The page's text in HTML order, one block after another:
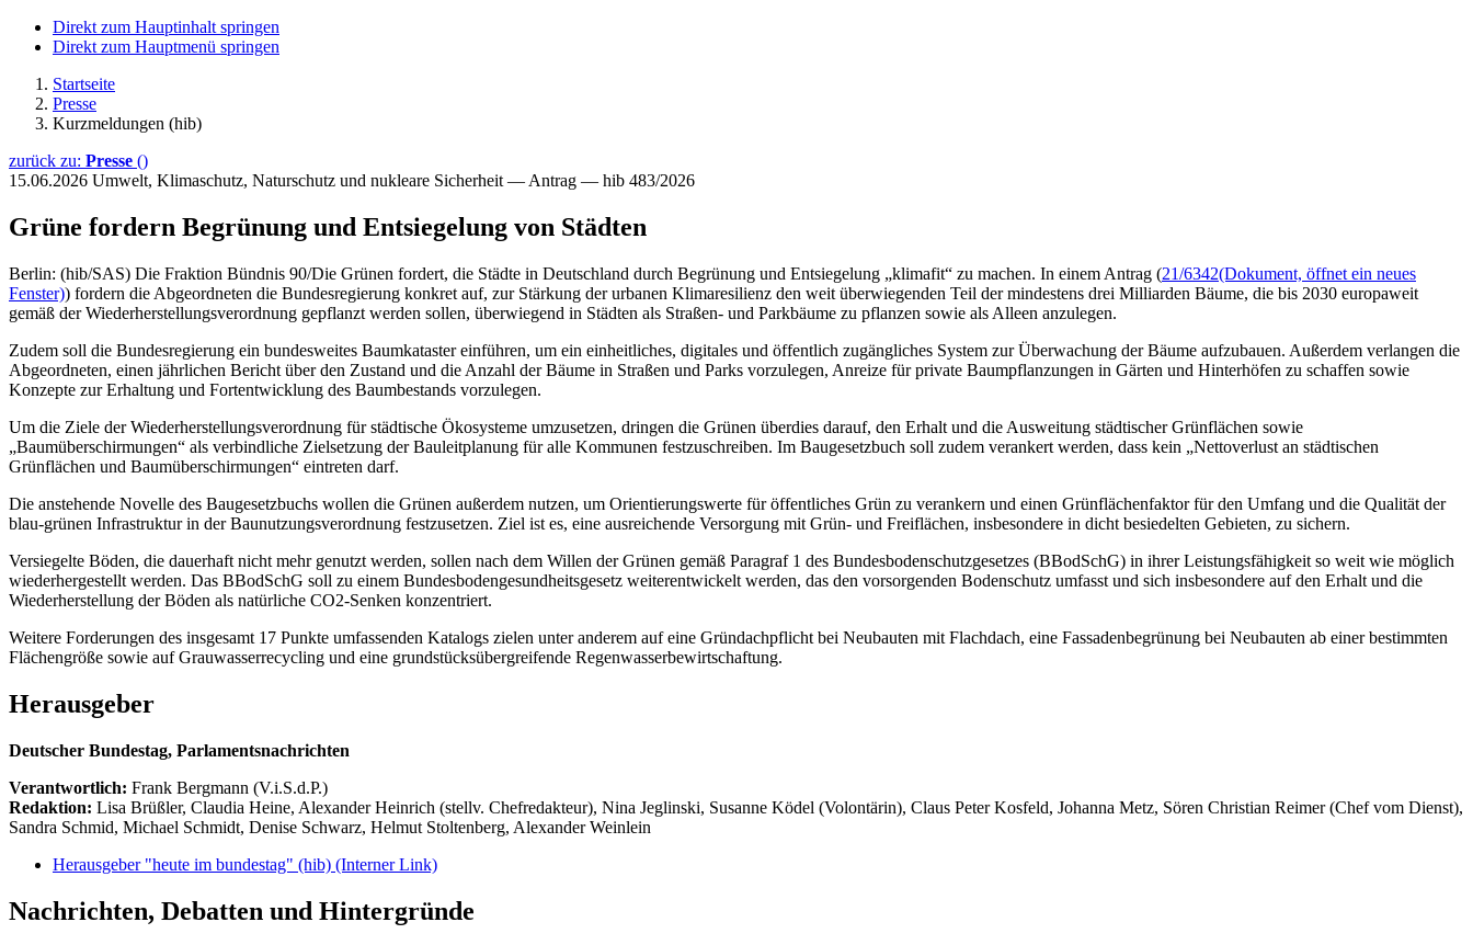
Direkt zum Hauptinhalt springen
Direkt zum Hauptmenü springen
Startseite
Presse
Kurzmeldungen (hib)
zurück zu: Presse ()
15.06.2026 Umwelt, Klimaschutz, Naturschutz und nukleare Sicherheit — Antrag — hib 483/2026
Grüne fordern Begrünung und Entsiegelung von Städten
Berlin: (hib/SAS) Die Fraktion Bündnis 90/Die Grünen fordert, die Städte in Deutschland durch Begrünung und Entsiegelung „klimafit“ zu machen. In einem Antrag (21/6342(Dokument, öffnet ein neues
Fenster)) fordern die Abgeordneten die Bundesregierung konkret auf, zur Stärkung der urbanen Klimaresilienz den weit überwiegenden Teil der mindestens drei Milliarden Bäume, die bis 2030 europaweit
gemäß der Wiederherstellungsverordnung gepflanzt werden sollen, überwiegend in Städten als Straßen- und Parkbäume zu pflanzen sowie als Alleen anzulegen.
Zudem soll die Bundesregierung ein bundesweites Baumkataster einführen, um ein einheitliches, digitales und öffentlich zugängliches System zur Überwachung der Bäume aufzubauen. Außerdem verlangen die
Abgeordneten, einen jährlichen Bericht über den Zustand und die Anzahl der Bäume in Straßen und Parks vorzulegen, Anreize für private Baumpflanzungen in Gärten und Hinterhöfen zu schaffen sowie
Konzepte zur Erhaltung und Fortentwicklung des Baumbestands vorzulegen.
Um die Ziele der Wiederherstellungsverordnung für städtische Ökosysteme umzusetzen, dringen die Grünen überdies darauf, den Erhalt und die Ausweitung städtischer Grünflächen sowie
„Baumüberschirmungen“ als verbindliche Zielsetzung der Bauleitplanung für alle Kommunen festzuschreiben. Im Baugesetzbuch soll zudem verankert werden, dass kein „Nettoverlust an städtischen
Grünflächen und Baumüberschirmungen“ eintreten darf.
Die anstehende Novelle des Baugesetzbuchs wollen die Grünen außerdem nutzen, um Orientierungswerte für öffentliches Grün zu verankern und einen Grünflächenfaktor für den Umfang und die Qualität der
blau-grünen Infrastruktur in der Baunutzungsverordnung festzusetzen. Ziel ist es, eine ausreichende Versorgung mit Grün- und Freiflächen, insbesondere in dicht besiedelten Gebieten, zu sichern.
Versiegelte Böden, die dauerhaft nicht mehr genutzt werden, sollen nach dem Willen der Grünen gemäß Paragraf 1 des Bundesbodenschutzgesetzes (BBodSchG) in ihrer Leistungsfähigkeit so weit wie möglich
wiederhergestellt werden. Das BBodSchG soll zu einem Bundesbodengesundheitsgesetz weiterentwickelt werden, das den vorsorgenden Bodenschutz umfasst und sich insbesondere auf den Erhalt und die
Wiederherstellung der Böden als natürliche CO2-Senken konzentriert.
Weitere Forderungen des insgesamt 17 Punkte umfassenden Katalogs zielen unter anderem auf eine Gründachpflicht bei Neubauten mit Flachdach, eine Fassadenbegrünung bei Neubauten ab einer bestimmten
Flächengröße sowie auf Grauwasserrecycling und eine grundstücksübergreifende Regenwasserbewirtschaftung.
Herausgeber
Deutscher Bundestag, Parlamentsnachrichten
Verantwortlich: Frank Bergmann (V.i.S.d.P.)
Redaktion: Lisa Brüßler, Claudia Heine, Alexander Heinrich (stellv. Chefredakteur), Nina Jeglinski, Susanne Ködel (Volontärin), Claus Peter Kosfeld, Johanna Metz, Sören Christian Reimer (Chef vom Dienst),
Sandra Schmid, Michael Schmidt, Denise Schwarz, Helmut Stoltenberg, Alexander Weinlein
Herausgeber "heute im bundestag" (hib) (Interner Link)
Nachrichten, Debatten und Hintergründe